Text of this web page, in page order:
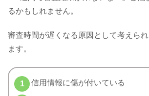
るかもしれません。
審査時間が遅くなる原因として考えら
ます。
信用情報に傷が付いている